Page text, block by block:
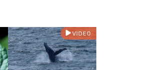
VIDEO